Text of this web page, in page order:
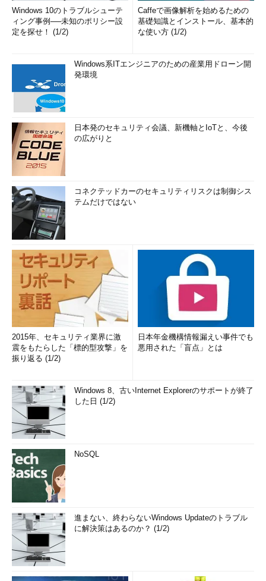
Windows 10のトラブルシューテ
ィング事例──未知のポリシー設
定を探せ！ (1/2)
Caffeで画像解析を始めるための
基礎知識とインストール、基本的
な使い方 (1/2)
Windows系ITエンジニアのための産業用ドローン開
発環境
日本発のセキュリティ会議、新機軸とIoTと、今後
の広がりと
コネクテッドカーのセキュリティリスクは制御シス
テムだけではない
2015年、セキュリティ業界に激
震をもたらした「標的型攻撃」を
振り返る (1/2)
日本年金機構情報漏えい事件でも
悪用された「盲点」とは
Windows 8、古いInternet Explorerのサポートが終了
した日 (1/2)
NoSQL
進まない、終わらないWindows Updateのトラブル
に解決策はあるのか？ (1/2)